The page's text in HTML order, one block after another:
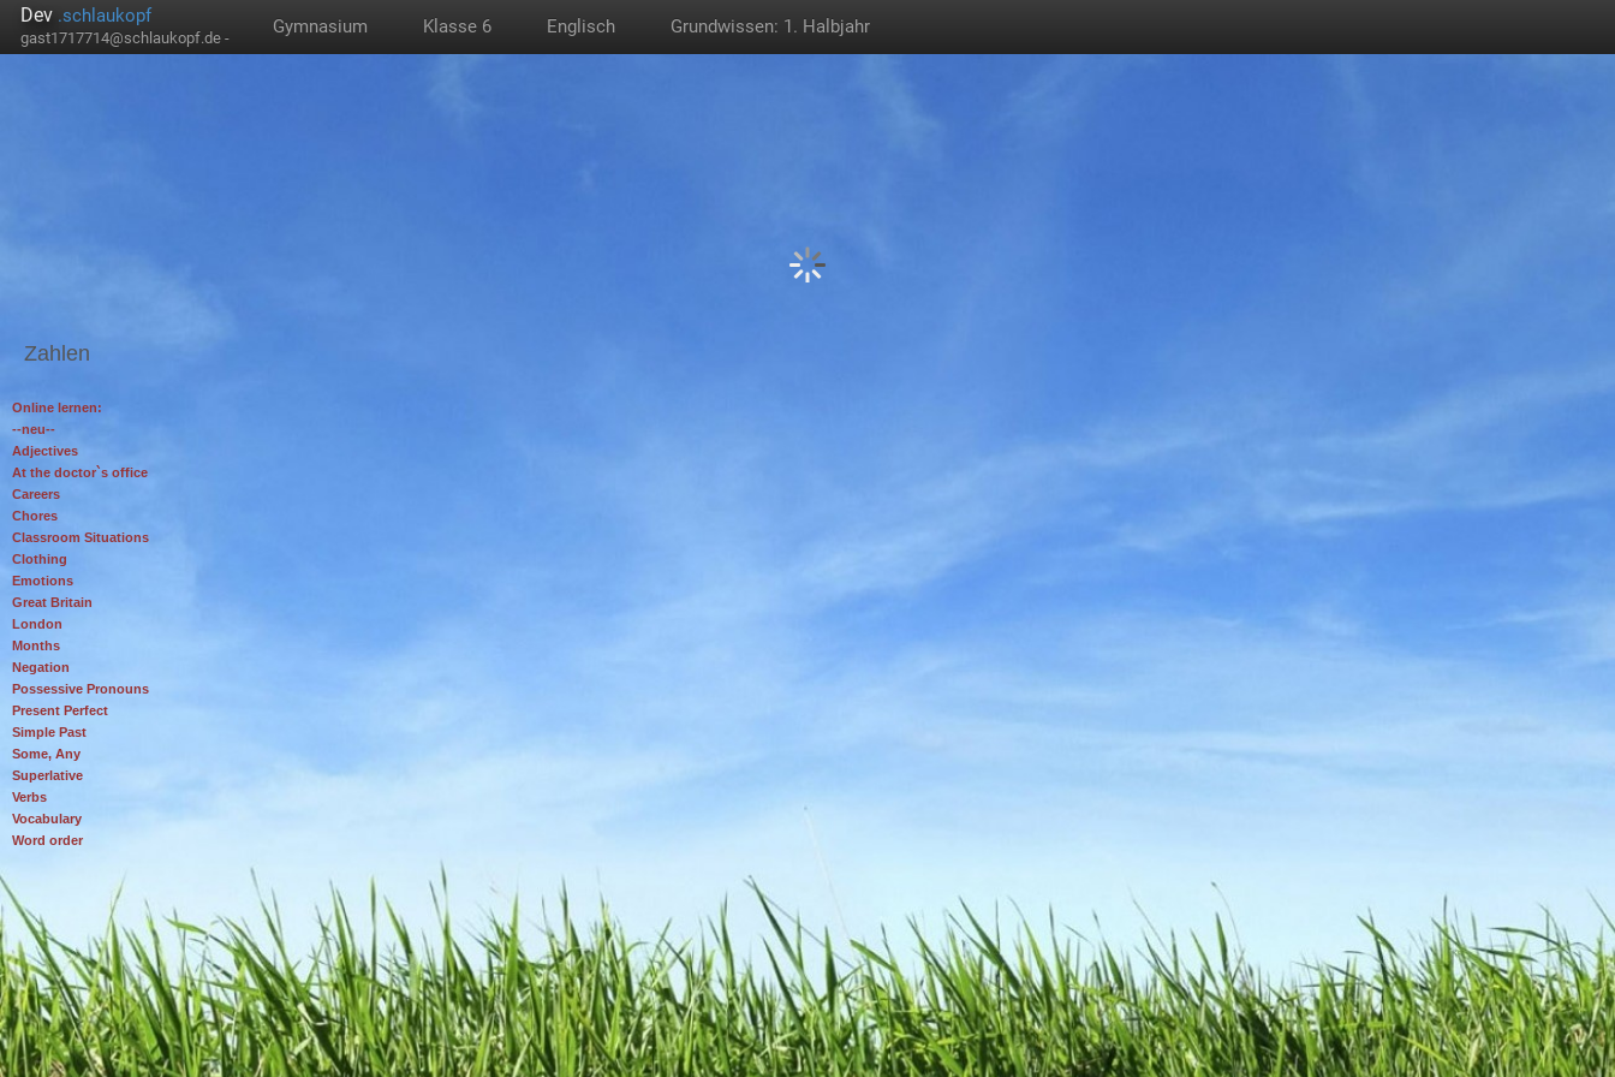
Dev .schlaukopf
gast1717714@schlaukopf.de -
Gymnasium Klasse 6 Englisch Grundwissen: 1. Halbjahr
Zahlen
Online lernen:
--neu--
Adjectives
At the doctor`s office
Careers
Chores
Classroom Situations
Clothing
Emotions
Great Britain
London
Months
Negation
Possessive Pronouns
Present Perfect
Simple Past
Some, Any
Superlative
Verbs
Vocabulary
Word order